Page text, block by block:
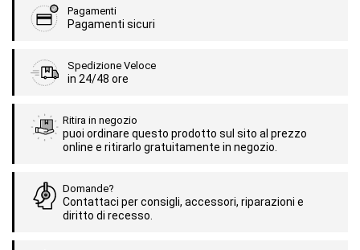
Pagamenti
Pagamenti sicuri
Spedizione Veloce
in 24/48 ore
Ritira in negozio
puoi ordinare questo prodotto sul sito al prezzo
online e ritirarlo gratuitamente in negozio.
Domande?
Contattaci per consigli, accessori, riparazioni e
diritto di recesso.